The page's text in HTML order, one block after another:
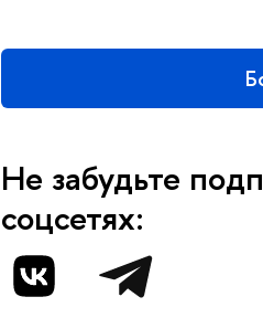
Не забудьте
соцсетях: